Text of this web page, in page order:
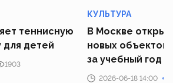
теннисную
для детей
1903
КУЛЬТУРА
В Москве
новых объектов
за учебный год
2026-06-18 14:00